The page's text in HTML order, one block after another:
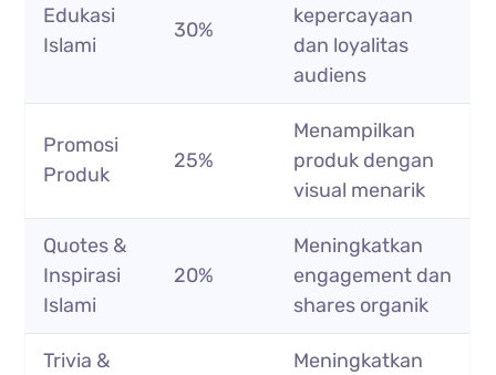
Edukasi
Islami
30%
kepercayaan
dan loyalitas
audiens
Promosi
Produk
25%
Menampilkan
produk dengan
visual menarik
Quotes &
Inspirasi
Islami
20%
Meningkatkan
engagement dan
shares organik
Trivia &
Meningkatkan